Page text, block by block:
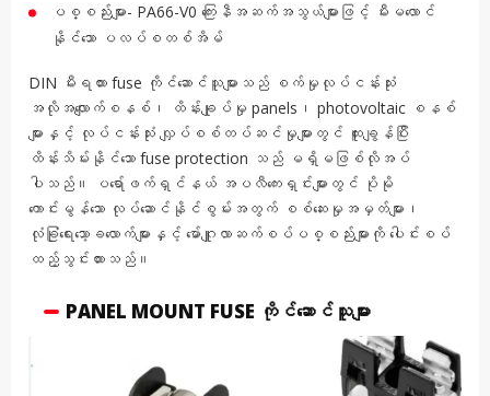
ပစ္စည်းများ- PA66-V0 ကြေးနီအဆက်အသွယ်များဖြင့် မီးမလောင်
နိုင်သော ပလပ်စတစ်အိမ်
DIN မီးရထား fuse ကိုင်ဆောင်သူများသည် စက်မှုလုပ်ငန်းသုံး
အလိုအလျောက်စနစ်၊ ထိန်းချုပ်မှု panels၊ photovoltaic စနစ်
များနှင့် လုပ်ငန်းသုံး လျှပ်စစ်တပ်ဆင်မှုများတွင် ထူးချွန်ပြီး
ထိန်းသိမ်းနိုင်သော fuse protection သည် မရှိမဖြစ်လိုအပ်
ပါသည်။ ပရော်ဖက်ရှင်နယ် အပလီကေးရှင်းများတွင် ပိုမို
ကောင်းမွန်သော လုပ်ဆောင်နိုင်စွမ်းအတွက် စစ်ဆေးမှုအမှတ်များ၊
လုံခြုံရေးသော့ခလောက်များနှင့် မော်ဂျူလာဆက်စပ်ပစ္စည်းများကို ပေါင်းစပ်
ထည့်သွင်းထားသည်။
PANEL MOUNT FUSE ကိုင်ဆောင်သူများ